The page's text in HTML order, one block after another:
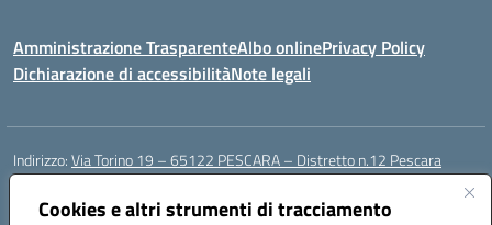
Cookies e altri strumenti di tracciamento
Amministrazione TrasparenteAlbo onlinePrivacy Policy
Dichiarazione di accessibilitàNote legali
Indirizzo:Via Torino 19 – 65122 PESCARA – Distretto n.12 Pescara
Centralino:
Posta elettronica certificata (PEC):peic835007@pec.istruzione.it